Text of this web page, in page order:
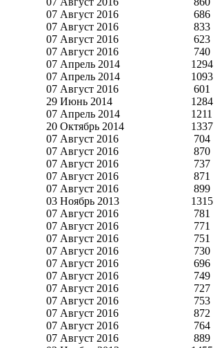
07 Август 2016
686
07 Август 2016
833
07 Август 2016
623
07 Август 2016
740
07 Апрель 2014
1294
07 Апрель 2014
1093
07 Август 2016
601
29 Июнь 2014
1284
07 Апрель 2014
1211
20 Октябрь 2014
1337
07 Август 2016
704
07 Август 2016
870
07 Август 2016
737
07 Август 2016
871
07 Август 2016
899
03 Ноябрь 2013
1315
07 Август 2016
781
07 Август 2016
771
07 Август 2016
751
07 Август 2016
730
07 Август 2016
696
07 Август 2016
749
07 Август 2016
727
07 Август 2016
753
07 Август 2016
872
07 Август 2016
764
07 Август 2016
889